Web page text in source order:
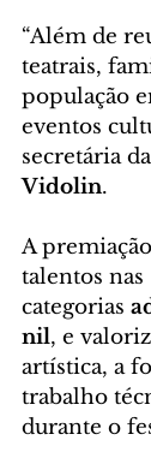
“Além de
teatrais,
população
eventos
secretária
Vidolin.
A
talentos nas
categorias
nil, e
artística, a
trabalho
durante o